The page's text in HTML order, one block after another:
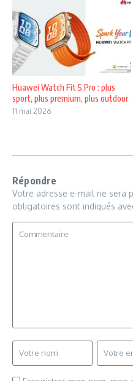
Huawei Watch Fit 5 Pro : plus
sport, plus premium, plus outdoor
11 mai 2026
Répondre
Votre adresse e-mail ne sera
obligatoires sont indiqués